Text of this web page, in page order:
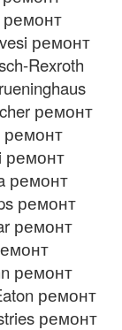
ремонт
ремонт
Rexroth
ремонт
ремонт
ремонт
ремонт
ремонт
ремонт
ремонт
ремонт
ремонт